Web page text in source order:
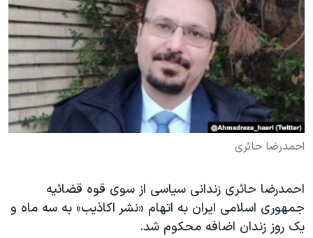
فرهنگ و زندگی
حقوق شهروندی
اقتصادی
علم و فناوری
اسرائیل در جنگ
مستندها
انتخابات ریاست جمهوری آمریکا ۲۰۲۴
حمله جمهوری اسلامی به اسرائیل
رمز مهسا
ورزش زنان در ایران
تریبونال مردمی آبان ۹۸
دادگاه حمید نوری
دنبال کنید
زبانهای مختلف
احمدرضا حائری
احمدرضا حائری زندانی سیاسی از سوی قوه قضائیه
جمهوری اسلامی ایران به اتهام «نشر اکاذیب» به سه ماه و
یک روز زندان اضافه محکوم شد.